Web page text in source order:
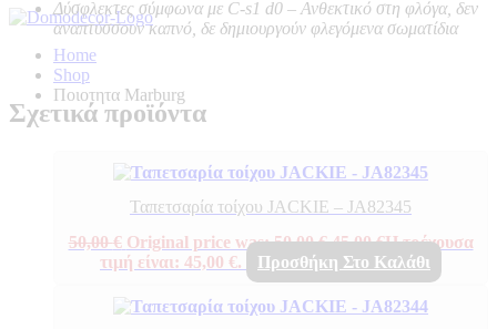
Home
Shop
Ποιοτητα Marburg
Δύσφλεκτες σύμφωνα με C-s1 d0 – Ανθεκτικό στη φλόγα, δεν
αναπτύσσουν καπνό, δε δημιουργούν φλεγόμενα σωματίδια
Σχετικά προϊόντα
Ταπετσαρία τοίχου JACKIE – JA82345
50,00€ Original price was: 50,00 €.45,00€Η τρέχουσα
τιμή είναι: 45,00 €.
Προσθήκη Στο Καλάθι